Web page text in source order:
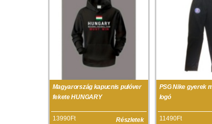
Magyarország kapucnis pulóver
fekete HUNGARY
13990Ft Részletek
PSG Nike gyerek
logó
11490Ft